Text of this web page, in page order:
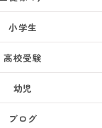
小学生
高校受験
幼児
ブログ